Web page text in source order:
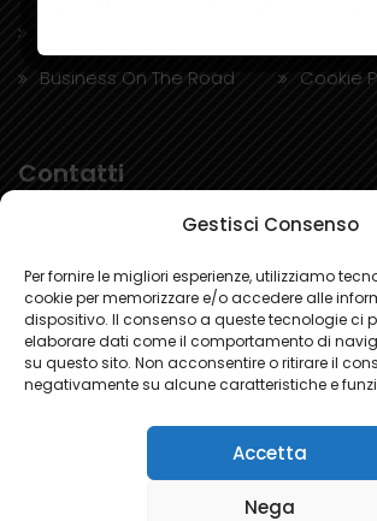
Gestisci Consenso
Per fornire le migliori esperienze, utilizziamo
cookie per memorizzare e/o accedere alle
dispositivo. Il consenso a queste tecnologie ci
elaborare dati come il comportamento di
su questo sito. Non acconsentire o ritirare il
negativamente su alcune caratteristiche e
Accetta
Nega
Business On The Road
Cookie
Contatti
+39 011 9682820
Email: info@bmconcept.it